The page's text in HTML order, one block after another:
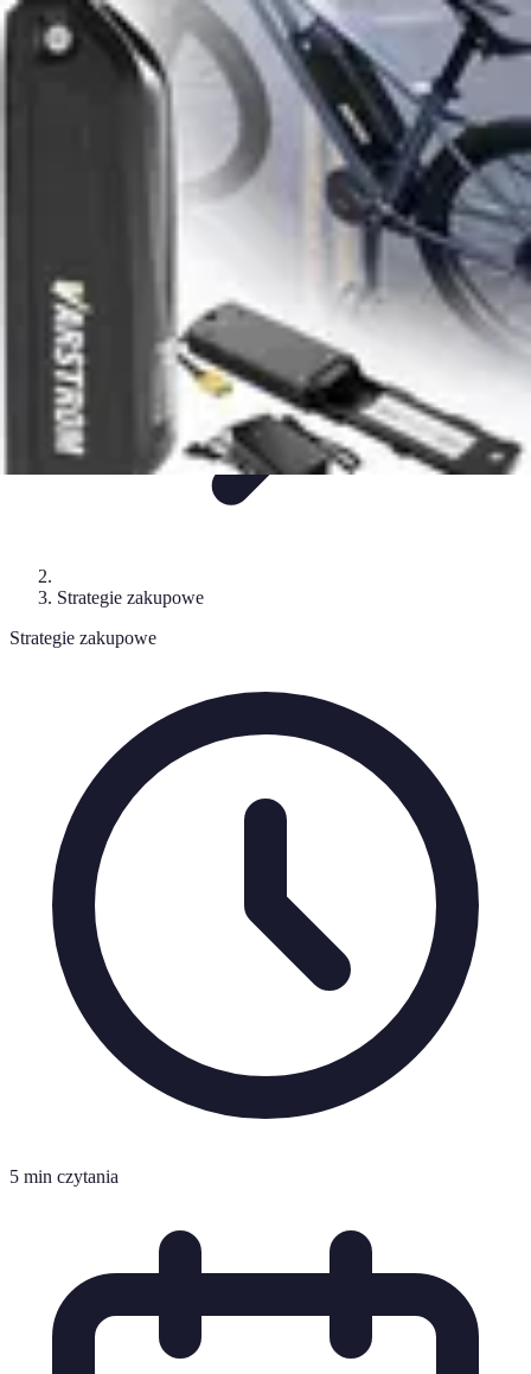
Mega Promocje
Porady zakupowePoradyTrendy PoradnikiZakupy i promocje
Strategie zakupowe
Strategie zakupowe
5 min czytania